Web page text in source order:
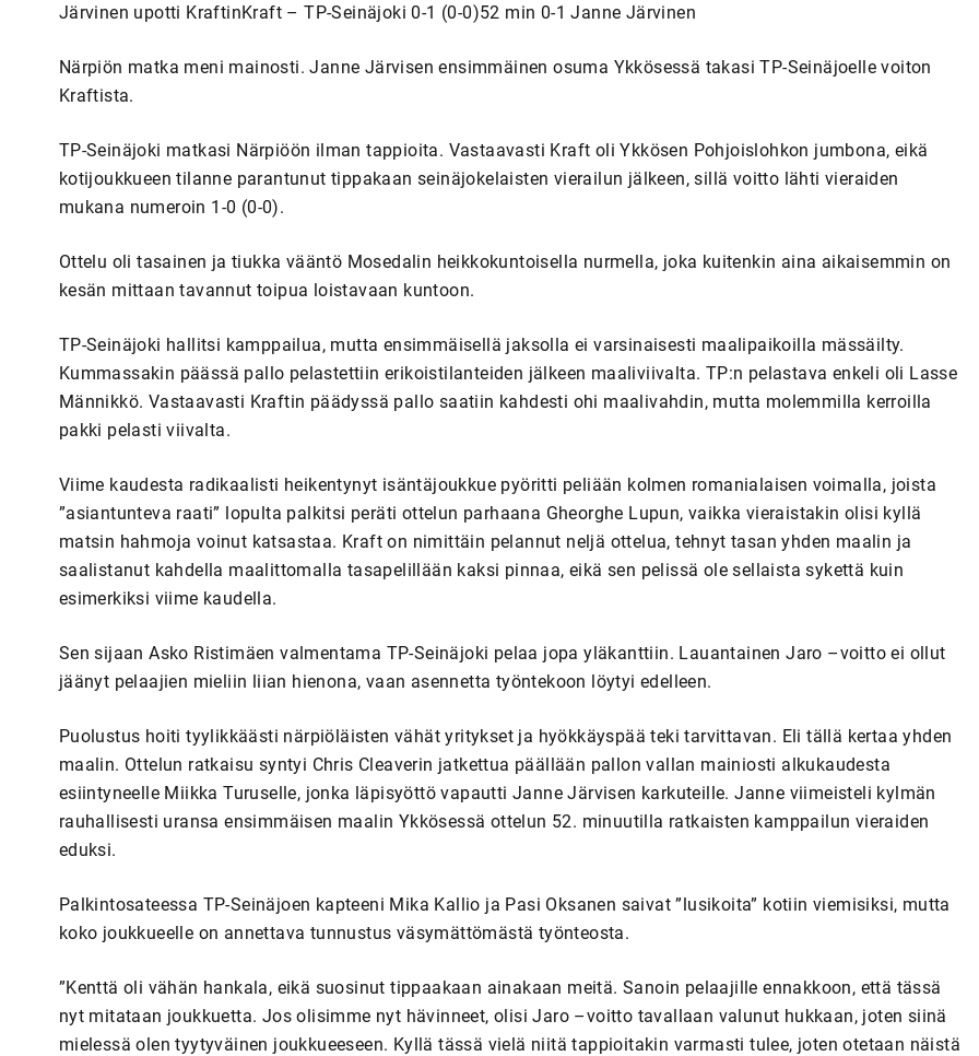
Järvinen upotti KraftinKraft – TP-Seinäjoki 0-1 (0-0)52 min 0-1 Janne Järvinen
Närpiön matka meni mainosti. Janne Järvisen ensimmäinen osuma Ykkösessä takasi TP-Seinäjoelle voiton
Kraftista.
TP-Seinäjoki matkasi Närpiöön ilman tappioita. Vastaavasti Kraft oli Ykkösen Pohjoislohkon jumbona, eikä
kotijoukkueen tilanne parantunut tippakaan seinäjokelaisten vierailun jälkeen, sillä voitto lähti vieraiden
mukana numeroin 1-0 (0-0).
Ottelu oli tasainen ja tiukka vääntö Mosedalin heikkokuntoisella nurmella, joka kuitenkin aina aikaisemmin on
kesän mittaan tavannut toipua loistavaan kuntoon.
TP-Seinäjoki hallitsi kamppailua, mutta ensimmäisellä jaksolla ei varsinaisesti maalipaikoilla mässäilty.
Kummassakin päässä pallo pelastettiin erikoistilanteiden jälkeen maaliviivalta. TP:n pelastava enkeli oli Lasse
Männikkö. Vastaavasti Kraftin päädyssä pallo saatiin kahdesti ohi maalivahdin, mutta molemmilla kerroilla
pakki pelasti viivalta.
Viime kaudesta radikaalisti heikentynyt isäntäjoukkue pyöritti peliään kolmen romanialaisen voimalla, joista
”asiantunteva raati” lopulta palkitsi peräti ottelun parhaana Gheorghe Lupun, vaikka vieraistakin olisi kyllä
matsin hahmoja voinut katsastaa. Kraft on nimittäin pelannut neljä ottelua, tehnyt tasan yhden maalin ja
saalistanut kahdella maalittomalla tasapelillään kaksi pinnaa, eikä sen pelissä ole sellaista sykettä kuin
esimerkiksi viime kaudella.
Sen sijaan Asko Ristimäen valmentama TP-Seinäjoki pelaa jopa yläkanttiin. Lauantainen Jaro –voitto ei ollut
jäänyt pelaajien mieliin liian hienona, vaan asennetta työntekoon löytyi edelleen.
Puolustus hoiti tyylikkäästi närpiöläisten vähät yritykset ja hyökkäyspää teki tarvittavan. Eli tällä kertaa yhden
maalin. Ottelun ratkaisu syntyi Chris Cleaverin jatkettua päällään pallon vallan mainiosti alkukaudesta
esiintyneelle Miikka Turuselle, jonka läpisyöttö vapautti Janne Järvisen karkuteille. Janne viimeisteli kylmän
rauhallisesti uransa ensimmäisen maalin Ykkösessä ottelun 52. minuutilla ratkaisten kamppailun vieraiden
eduksi.
Palkintosateessa TP-Seinäjoen kapteeni Mika Kallio ja Pasi Oksanen saivat ”lusikoita” kotiin viemisiksi, mutta
koko joukkueelle on annettava tunnustus väsymättömästä työnteosta.
”Kenttä oli vähän hankala, eikä suosinut tippaakaan ainakaan meitä. Sanoin pelaajille ennakkoon, että tässä
nyt mitataan joukkuetta. Jos olisimme nyt hävinneet, olisi Jaro –voitto tavallaan valunut hukkaan, joten siinä
mielessä olen tyytyväinen joukkueeseen. Kyllä tässä vielä niitä tappioitakin varmasti tulee, joten otetaan näistä